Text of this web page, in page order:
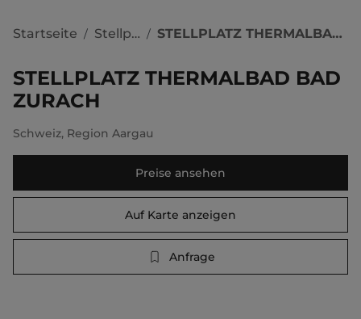
Startseite / Stellplätze / STELLPLATZ THERMALBAD BAD ZURACH
STELLPLATZ THERMALBAD BAD
ZURACH
Schweiz, Region Aargau
Preise ansehen
Auf Karte anzeigen
Anfrage